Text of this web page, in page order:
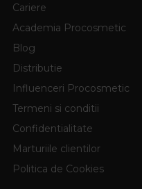
Cariere
Academia Procosmetic
Blog
Distributie
Influenceri Procosmetic
Termeni si conditii
Confidentialitate
Marturiile clientilor
Politica de Cookies